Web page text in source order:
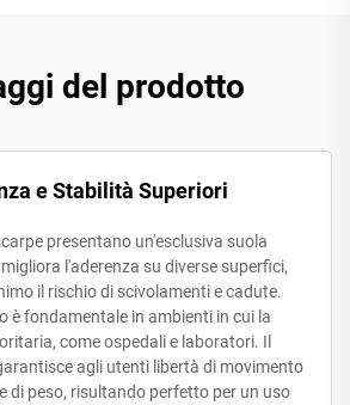
del prodotto
e Stabilità Superiori
presentano un'esclusiva suola
l'aderenza su diverse superfici,
il rischio di scivolamenti e cadute.
è fondamentale in ambienti in cui la
come ospedali e laboratori. Il
agli utenti libertà di movimento
di peso, risultando perfetto per un uso